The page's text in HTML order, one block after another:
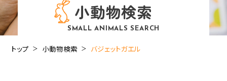
小動物検索
SMALL ANIMALS SEARCH
トップ 小動物検索 バジェットガエル